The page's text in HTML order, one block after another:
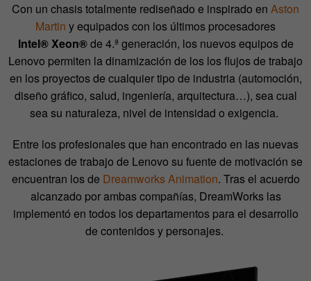
Con un chasis totalmente rediseñado e inspirado en Aston
Martin y equipados con los últimos procesadores
Intel®Xeon®de 4.ª generación, los nuevos equipos de
Lenovo permiten la dinamización de los los flujos de trabajo
en los proyectos de cualquier tipo de industria (automoción,
diseño gráfico, salud, ingeniería, arquitectura…), sea cual
sea su naturaleza, nivel de intensidad o exigencia.
Entre los profesionales que han encontrado en las nuevas
estaciones de trabajo de Lenovo su fuente de motivación se
encuentran los de Dreamworks Animation. Tras el acuerdo
alcanzado por ambas compañías, DreamWorks las
implementó en todos los departamentos para el desarrollo
de contenidos y personajes.